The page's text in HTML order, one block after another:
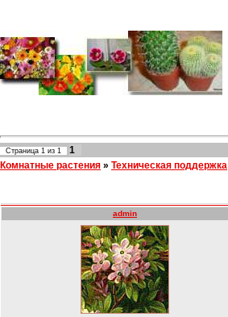
Страница 1 из 1
1
Комнатные растения » Техническая поддержка
admin